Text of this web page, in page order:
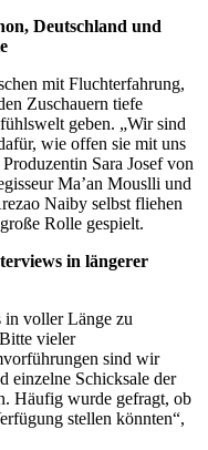
Deutschland und
mit Fluchterfahrung,
Zuschauern tiefe
geben. „Wir sind
wie offen sie mit uns
Sara Josef von
Ma’an Mouslli und
Naiby selbst fliehen
Rolle gespielt.
in längerer
in voller Länge zu
vieler
sind wir
einzelne Schicksale der
Häufig wurde gefragt, ob
stellen könnten“,